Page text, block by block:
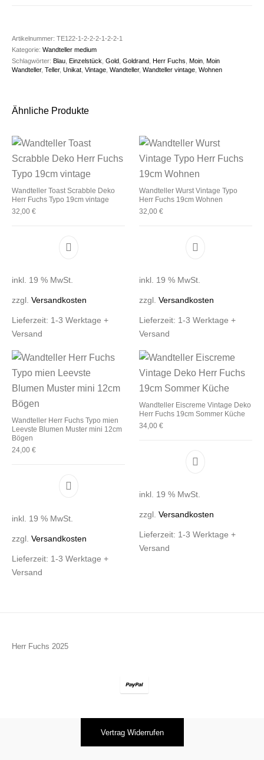
Artikelnummer:TE122-1-2-2-2-1-2-2-1
Kategorie:Wandteller medium
Schlagwörter:Blau ,Einzelstück ,Gold ,Goldrand ,Herr Fuchs ,Moin ,Moin
Wandteller,Teller,Unikat ,Vintage ,Wandteller,Wandteller vintage ,Wohnen
Ähnliche Produkte
Wandteller Toast Scrabble Deko
Herr Fuchs Typo 19cm vintage
32,00€
inkl. 19 % MwSt.
zzgl.Versandkosten
Lieferzeit: 1-3 Werktage +
Versand
Wandteller Wurst Vintage Typo
Herr Fuchs 19cm Wohnen
32,00 €
inkl. 19 % MwSt.
zzgl. Versandkosten
Lieferzeit: 1-3 Werktage +
Versand
Wandteller Herr Fuchs Typo mien
Leevste Blumen Muster mini 12cm
Bögen
24,00€
inkl. 19 % MwSt.
zzgl.Versandkosten
Lieferzeit: 1-3 Werktage +
Versand
Wandteller Eiscreme Vintage Deko
Herr Fuchs 19cm Sommer Küche
34,00 €
inkl. 19 % MwSt.
zzgl. Versandkosten
Lieferzeit: 1-3 Werktage +
Versand
Herr Fuchs 2025
Vertrag Widerrufen